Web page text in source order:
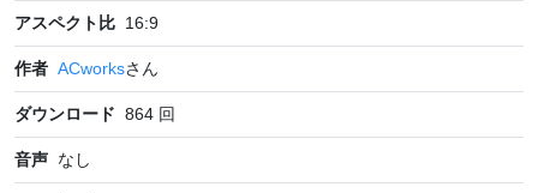
アスペクト比 16:9
作者 ACworksさん
ダウンロード 864 回
音声 なし